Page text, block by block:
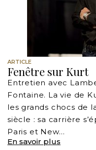
Fenêtre sur Kurt
ARTICLE
Entretien avec
Fontaine. La vie de
les grands chocs de
siècle : sa carrière
Paris et New…
En savoir plus